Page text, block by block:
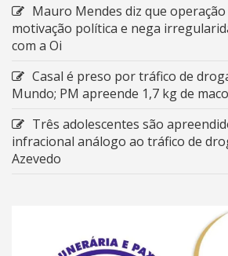
Mauro Mendes diz que operação
motivação política e nega
com a Oi
Casal é preso por tráfico de
Mundo; PM apreende 1,7 kg de
Três adolescentes são
infracional análogo ao tráfico de
Azevedo